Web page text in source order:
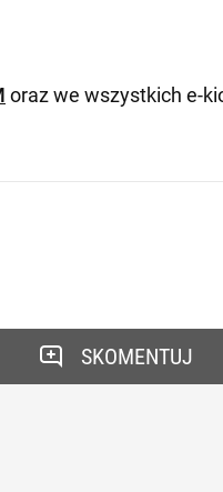
oraz we wszystkich e-
SKOMENTUJ